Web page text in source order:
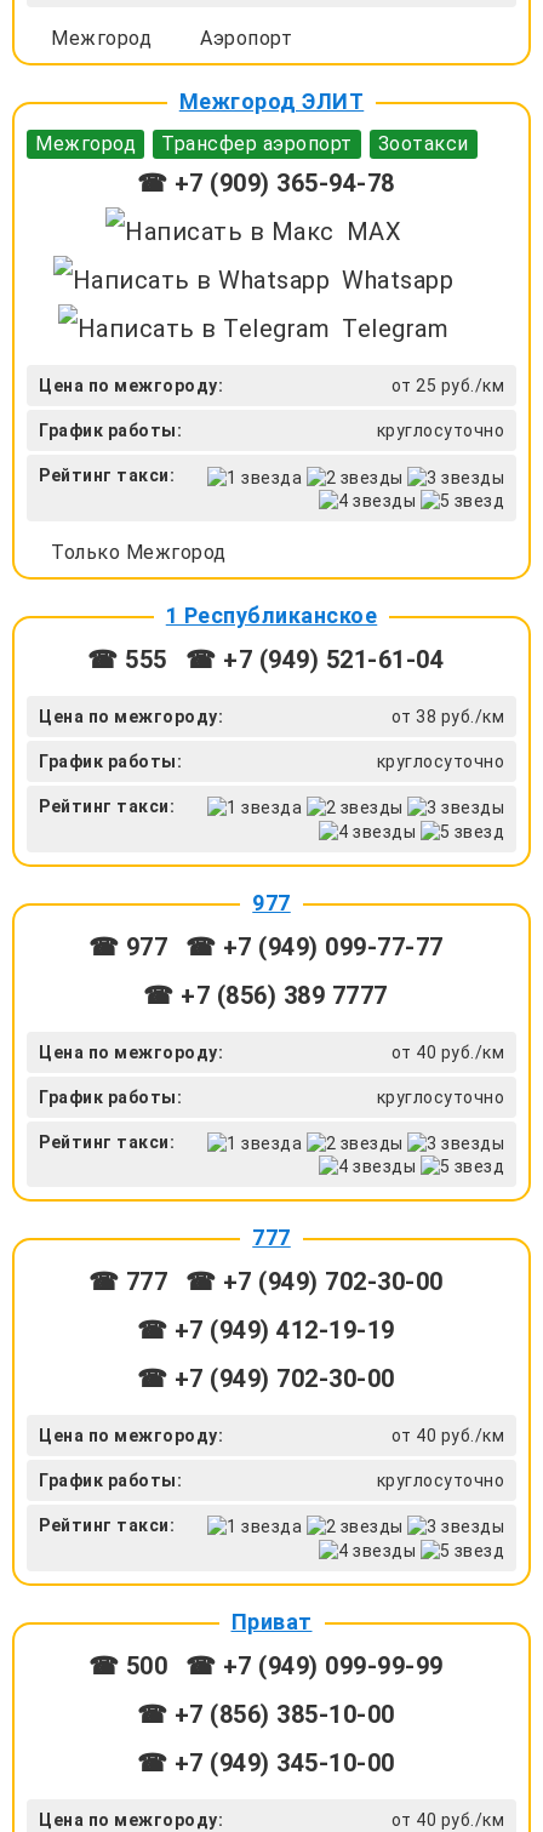
Межгород Аэропорт
Межгород ЭЛИТ
Межгород Трансфер аэропорт Зоотакси
☎ +7 (909) 365-94-78
MAX
Whatsapp
Telegram
Цена по межгороду: от 25 руб./км
График работы: круглосуточно
Рейтинг такси:
Только Межгород
1 Республиканское
☎ 555 ☎ +7 (949) 521-61-04
Цена по межгороду: от 38 руб./км
График работы: круглосуточно
Рейтинг такси:
977
☎ 977
☎ +7 (949) 099-77-77
☎ +7 (856) 389 7777
Цена по межгороду: от 40 руб./км
График работы: круглосуточно
Рейтинг такси:
777
☎ 777
☎ +7 (949) 702-30-00
☎ +7 (949) 412-19-19
☎ +7 (949) 702-30-00
Цена по межгороду: от 40 руб./км
График работы: круглосуточно
Рейтинг такси:
Приват
☎ 500
☎ +7 (949) 099-99-99
☎ +7 (856) 385-10-00
☎ +7 (949) 345-10-00
Цена по межгороду: от 40 руб./км